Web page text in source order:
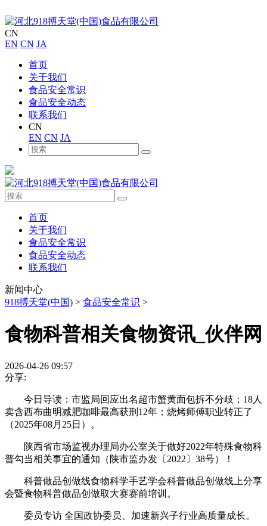
CN
EN CN JA
首页
关于我们
食品安全常识
食品安全动态
联系我们
CN
EN CN JA
首页
关于我们
食品安全常识
食品安全动态
联系我们
新闻中心
918搏天堂(中国) > 食品安全常识 >
食物科普相关食物资讯_伙伴网
2026-04-26 09:57
分享:
今日导读：市监局回应出名超市蟹黄面包拆不分歧；18人
卖含西布曲明减肥咖啡最高获刑12年；烧烤师傅职业转正了
（2025年08月25日）。
陕西省市场监视办理局办公室关于做好2022年特殊食物科
普勾当相关事宜的通知（陕市监办发〔2022〕38号）！
科普做品创做线食物科学手艺学会科普做品创做线上分享
会暨食物科普做品创做取大赛赛前培训。
委员专访 全国政协委员、加速新兴子行业高质量成长。